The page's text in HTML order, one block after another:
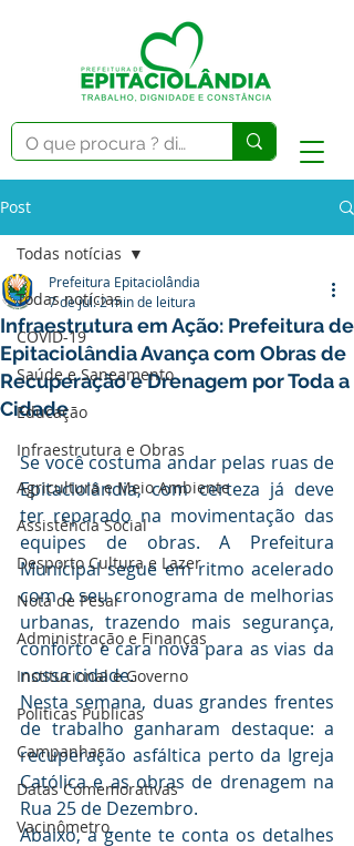
Post
Todas notícias
COVID-19
Saúde e Saneamento
Educação
Infraestrutura e Obras
Agricultura e Meio Ambiente
Assistência Social
Desporto Cultura e Lazer
Nota de Pesar
Administração e Finanças
Institucional e Governo
Políticas Públicas
Campanhas
Datas Comemorativas
Vacinômetro
Todas notícias
Infraestrutura em Ação: Prefeitura de
Epitaciolândia Avança com Obras de
Recuperação e Drenagem por Toda a
Cidade
Prefeitura Epitaciolândia
7 de jul. 2 min de leitura
Se você costuma andar pelas ruas de
Epitaciolândia, com certeza já deve
ter reparado na movimentação das
equipes de obras. A Prefeitura
Municipal segue em ritmo acelerado
com o seu cronograma de melhorias
urbanas, trazendo mais segurança,
conforto e cara nova para as vias da
nossa cidade.
Nesta semana, duas grandes frentes
de trabalho ganharam destaque: a
recuperação asfáltica perto da Igreja
Católica e as obras de drenagem na
Rua 25 de Dezembro.
Abaixo, a gente te conta os detalhes